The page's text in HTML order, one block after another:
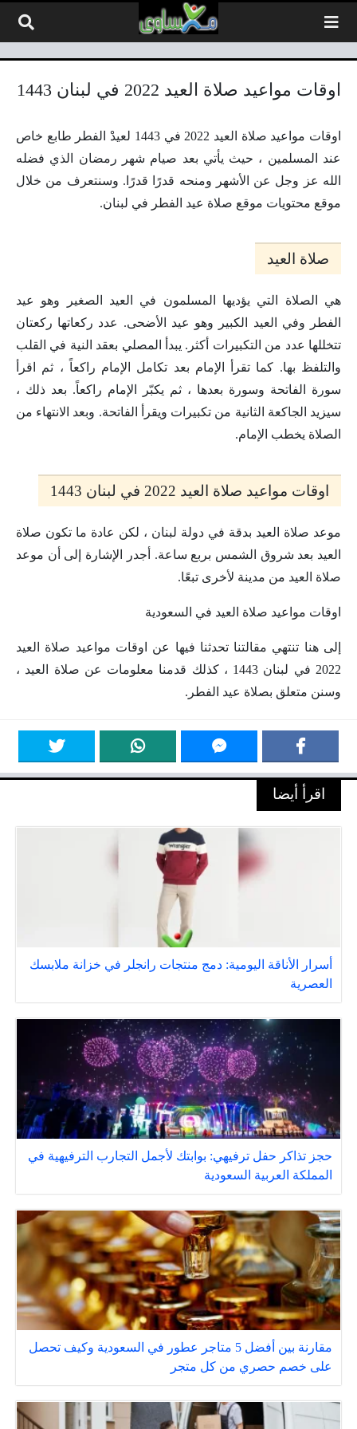
اوقات مواعيد صلاة العيد 2022 في لبنان 1443
اوقات مواعيد صلاة العيد 2022 في 1443 لعيدْ الفطر طابع خاص
عند المسلمين ، حيث يأتي بعد صيام شهر رمضان الذي فضله
الله عز وجل عن الأشهر ومنحه قدرًا قدرًا. وسنتعرف من خلال
موقع محتويات موقع صلاة عيد الفطر في لبنان.
صلاة العيد
هي الصلاة التي يؤديها المسلمون في العيد الصغير وهو عيد
الفطر وفي العيد الكبير وهو عيد الأضحى. عدد ركعاتها ركعتان
تتخللها عدد من التكبيرات أكثر. يبدأ المصلي بعقد النية في القلب
والتلفظ بها. كما تقرأ الإمام بعد تكامل الإمام راكعاً ، ثم اقرأ
سورة الفاتحة وسورة بعدها ، ثم يكبّر الإمام راكعاً. بعد ذلك ،
سيزيد الجاكعة الثانية من تكبيرات ويقرأ الفاتحة. وبعد الانتهاء من
الصلاة يخطب الإمام.
اوقات مواعيد صلاة العيد 2022 في لبنان 1443
موعد صلاة العيد بدقة في دولة لبنان ، لكن عادة ما تكون صلاة
العيد بعد شروق الشمس بربع ساعة. أجدر الإشارة إلى أن موعد
صلاة العيد من مدينة لأخرى تبعًا.
اوقات مواعيد صلاة العيد في السعودية
إلى هنا تنتهي مقالتنا تحدثنا فيها عن اوقات مواعيد صلاة العيد
2022 في لبنان 1443 ، كذلك قدمنا ​​معلومات عن صلاة العيد ،
وسنن متعلق بصلاة عيد الفطر.
اقرأ أيضا
أسرار الأناقة اليومية: دمج منتجات رانجلر في خزانة ملابسك
العصرية
حجز تذاكر حفل ترفيهي: بوابتك لأجمل التجارب الترفيهية في
المملكة العربية السعودية
مقارنة بين أفضل 5 متاجر عطور في السعودية وكيف تحصل
على خصم حصري من كل متجر